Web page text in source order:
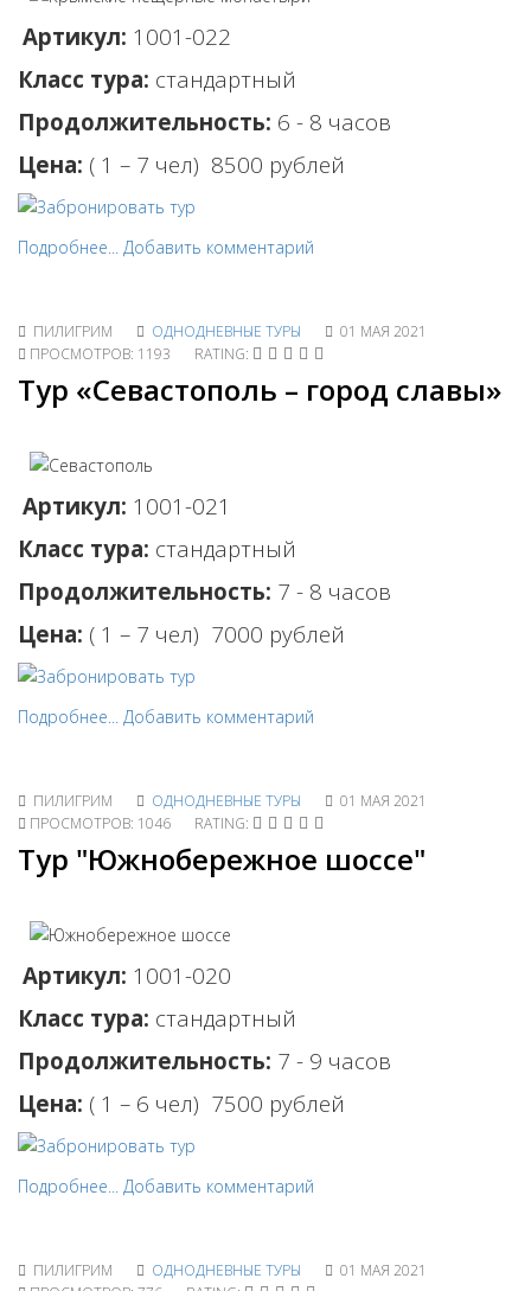
Артикул: 1001-022
Класс тура: стандартный
Продолжительность: 6 - 8 часов
Цена: ( 1 – 7 чел) 8500 рублей
Подробнее... Добавить комментарий
ПИЛИГРИМ ОДНОДНЕВНЫЕ ТУРЫ
01 МАЯ 2021
ПРОСМОТРОВ: 1193
RATING:
Тур «Севастополь – город славы»
Артикул: 1001-021
Класс тура: стандартный
Продолжительность: 7 - 8 часов
Цена: ( 1 – 7 чел) 7000 рублей
Подробнее... Добавить комментарий
ПИЛИГРИМ ОДНОДНЕВНЫЕ ТУРЫ
01 МАЯ 2021
ПРОСМОТРОВ: 1046
RATING:
Тур "Южнобережное шоссе"
Артикул: 1001-020
Класс тура: стандартный
Продолжительность: 7 - 9 часов
Цена: ( 1 – 6 чел) 7500 рублей
Подробнее... Добавить комментарий
ПИЛИГРИМ ОДНОДНЕВНЫЕ ТУРЫ
01 МАЯ 2021